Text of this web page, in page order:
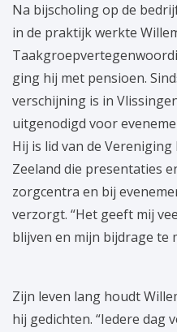
Na bijscholing op de
in de praktijk werkte
ging hij met pensioen.
verschijning is in
uitgenodigd voor
Hij is lid van de
Zeeland die presentaties
zorgcentra en bij
verzorgt. “Het geeft mij
blijven en mijn bijdrage te
Zijn leven lang houdt
hij gedichten. “Iedere dag